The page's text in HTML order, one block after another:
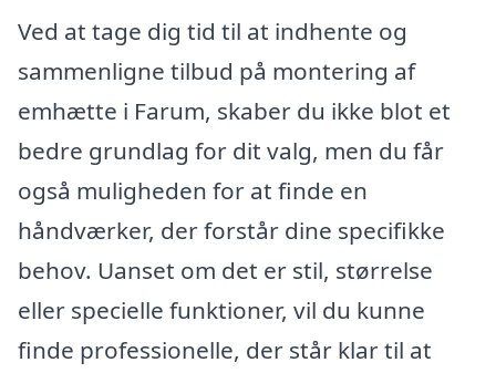
Ved at tage dig tid til at indhente og
sammenligne tilbud på montering af
emhætte i Farum, skaber du ikke blot et
bedre grundlag for dit valg, men du får
også muligheden for at finde en
håndværker, der forstår dine specifikke
behov. Uanset om det er stil, størrelse
eller specielle funktioner, vil du kunne
finde professionelle, der står klar til at